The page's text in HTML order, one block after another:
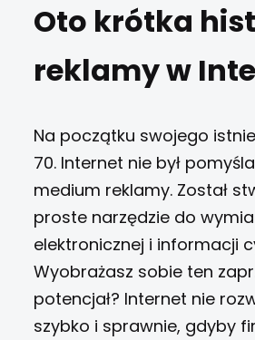
Oto krótka
reklamy w
Na początku swojego
70. Internet nie był
medium reklamy. Został
proste narzędzie do
elektronicznej i informacji
Wyobrażasz sobie ten
potencjał? Internet nie
szybko i sprawnie, gdyby